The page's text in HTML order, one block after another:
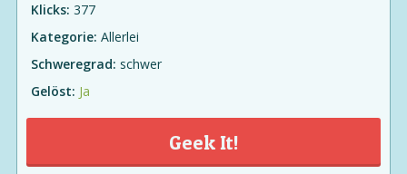
Klicks: 377
Kategorie: Allerlei
Schweregrad: schwer
Gelöst: Ja
Geek It!